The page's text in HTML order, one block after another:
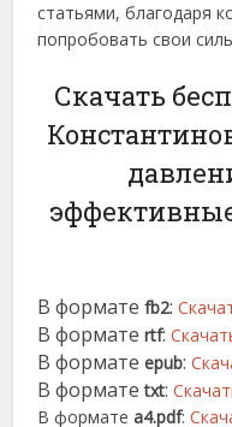
статьями, благодаря
попробовать свои
Скачать
В форматеfb2:
В форматеrtf:
В форматеepub:
В форматеtxt:
В форматеa4.pdf: